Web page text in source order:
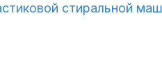
стиральной